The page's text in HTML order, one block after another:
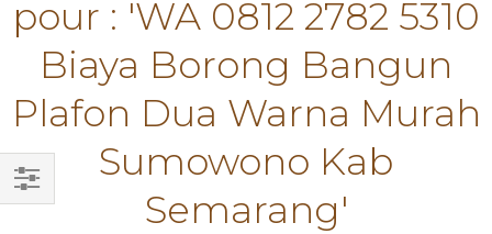
pour : 'WA 0812 2782 5310
Biaya Borong Bangun
Plafon Dua Warna Murah
Sumowono Kab
Semarang'
Filtrer